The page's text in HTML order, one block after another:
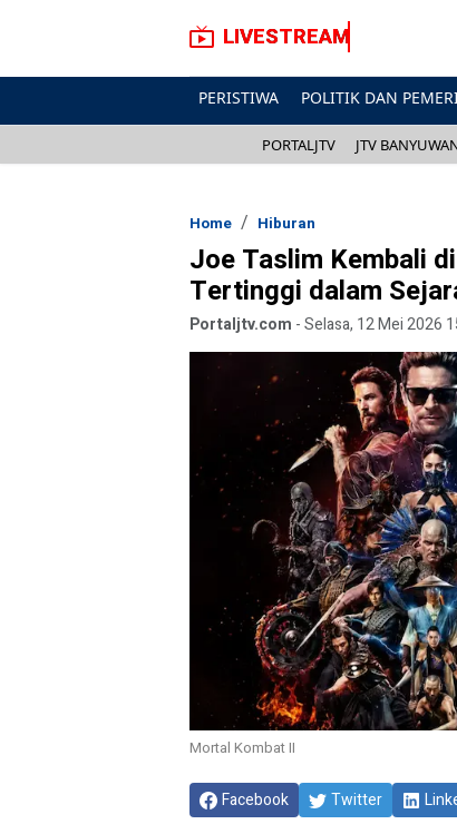
LIVESTREAM
PERISTIWA POLITIK DAN
PORTALJTV JTV
Home Hiburan
Joe Taslim Kembali
Tertinggi dalam
Portaljtv.com -Selasa, 12 Mei 2026
Mortal Kombat II
Facebook Twitter